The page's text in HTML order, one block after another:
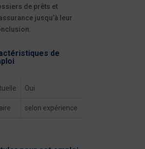
de prêts et
jusqu’à leur
de
Oui
selon expérience